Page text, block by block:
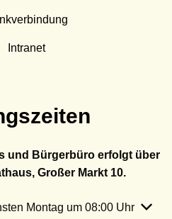
Intranet
und Bürgerbüro erfolgt über
Großer Markt 10.
oder Schließzeiten
Montag um 08:00 Uhr